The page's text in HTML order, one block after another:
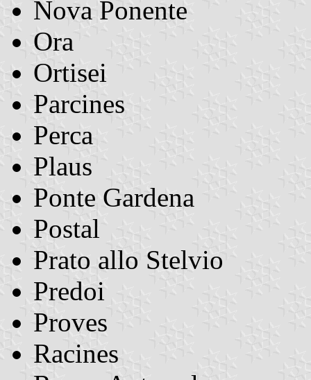
Nova Ponente
Ora
Ortisei
Parcines
Perca
Plaus
Ponte Gardena
Postal
Prato allo Stelvio
Predoi
Proves
Racines